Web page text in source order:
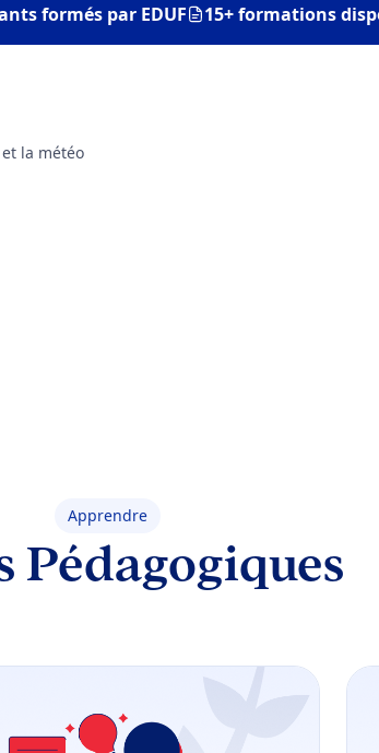
formés par EDUF 15+ formations
la météo
Apprendre
Pédagogiques